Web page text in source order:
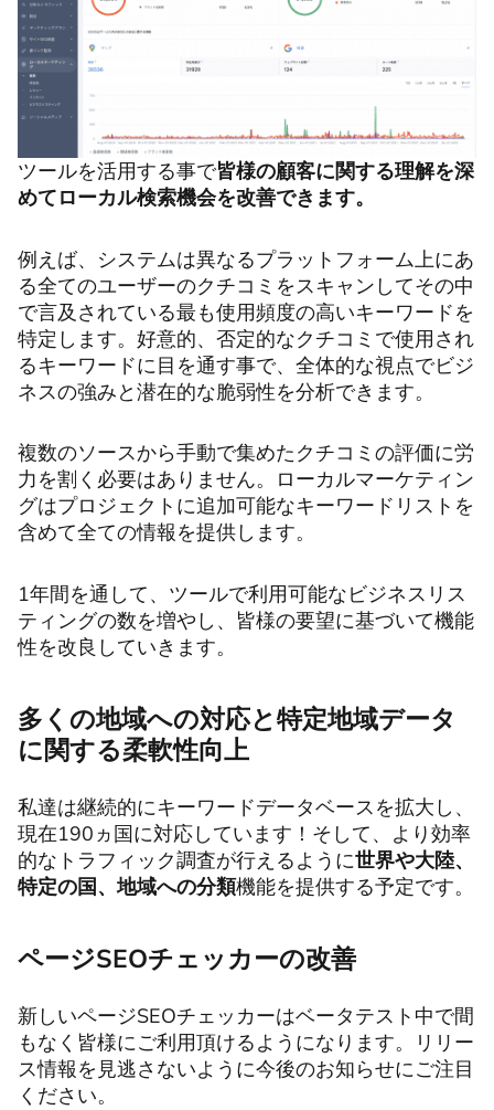
ツールを活用する事で皆様の顧客に関する理解を深
めてローカル検索機会を改善できます。
例えば、システムは異なるプラットフォーム上にあ
る全てのユーザーのクチコミをスキャンしてその中
で言及されている最も使用頻度の高いキーワードを
特定します。好意的、否定的なクチコミで使用され
るキーワードに目を通す事で、全体的な視点でビジ
ネスの強みと潜在的な脆弱性を分析できます。
複数のソースから手動で集めたクチコミの評価に労
力を割く必要はありません。ローカルマーケティン
グはプロジェクトに追加可能なキーワードリストを
含めて全ての情報を提供します。
1年間を通して、ツールで利用可能なビジネスリス
ティングの数を増やし、皆様の要望に基づいて機能
性を改良していきます。
多くの地域への対応と特定地域データ
に関する柔軟性向上
私達は継続的にキーワードデータベースを拡大し、
現在190ヵ国に対応しています！そして、より効率
的なトラフィック調査が行えるように世界や大陸、
特定の国、地域への分類機能を提供する予定です。
ページSEOチェッカーの改善
新しいページSEOチェッカーはベータテスト中で間
もなく皆様にご利用頂けるようになります。リリー
ス情報を見逃さないように今後のお知らせにご注目
ください。